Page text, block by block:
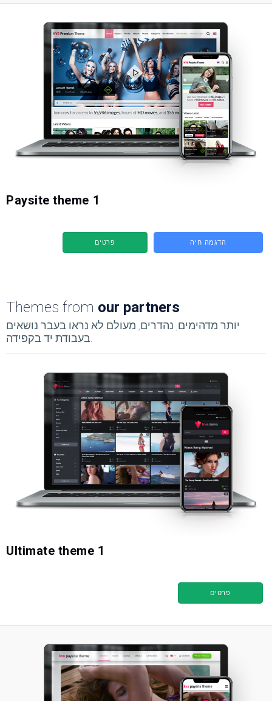
Paysite theme 1
פרטים הדגמה חיה
Themes from our partners
יותר מדהימים, נהדרים, מעולם לא נראו בעבר נושאים
Ultimate theme 1
פרטים